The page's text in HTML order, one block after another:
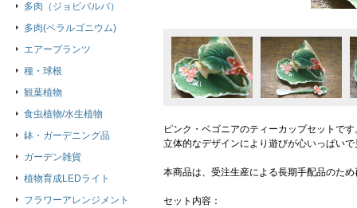
ピンク・ベゴニアのティーカップセットです
立体的なデザインにより遊びが心いっぱい
本商品は、受注生産による長期手配品のた
セット内容：
多肉（ジョビバルバ）
多肉(ペラルゴニウム)
エアープランツ
種・球根
観葉植物
食虫植物/水生植物
鉢・ガーデニング品
ガーデン雑貨
植物育成LEDライト
フラワーアレンジメント